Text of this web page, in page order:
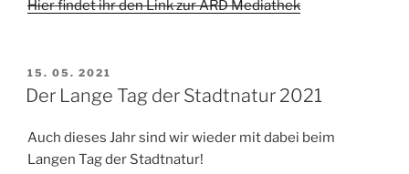
Hier findet ihr den Link zur ARD Mediathek
VERÖFFENTLICHT
AM
15. 05. 2021
Der Lange Tag der Stadtnatur 2021
Auch dieses Jahr sind wir wieder mit dabei beim
Langen Tag der Stadtnatur!